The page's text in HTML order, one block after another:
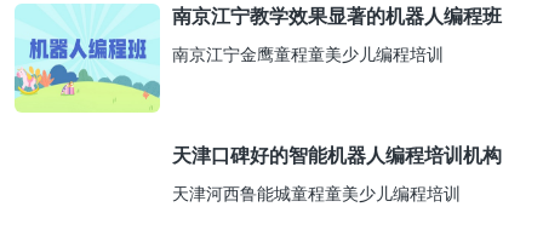
南京江宁教学效果显著的机器人编程班
南京江宁金鹰童程童美少儿编程培训
天津口碑好的智能机器人编程培训机构
天津河西鲁能城童程童美少儿编程培训